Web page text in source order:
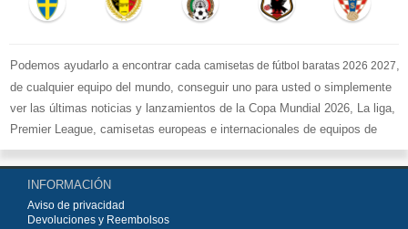
Podemos ayudarlo a encontrar cada camisetas de fútbol baratas 2026 2027,
de cualquier equipo del mundo, conseguir uno para usted o simplemente
ver las últimas noticias y lanzamientos de la Copa Mundial 2026, La liga,
Premier League, camisetas europeas e internacionales de equipos de
fútbol y kits.
Comprecamisetas de fútbol baratas replicasen la tienda deportiva
más grande de Europa. ¡Grandes ofertas en todas las camisetas del club
de fútbol, ​​kits europeos e internacionales, todo a los precios más bajos!
INFORMACIÓN
Aviso de privacidad
Devoluciones y Reembolsos